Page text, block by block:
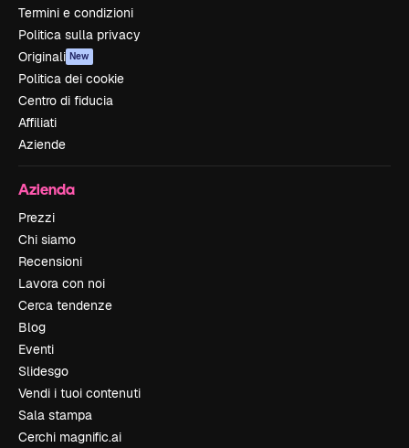
Termini e condizioni
Politica sulla privacy
Originali New
Politica dei cookie
Centro di fiducia
Affiliati
Aziende
Azienda
Prezzi
Chi siamo
Recensioni
Lavora con noi
Cerca tendenze
Blog
Eventi
Slidesgo
Vendi i tuoi contenuti
Sala stampa
Cerchi magnific.ai